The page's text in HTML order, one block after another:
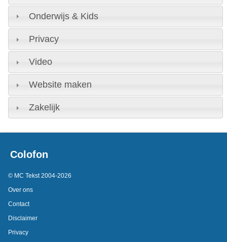
Onderwijs & Kids
Privacy
Video
Website maken
Zakelijk
Colofon
© MC Tekst 2004-2026
Over ons
Contact
Disclaimer
Privacy